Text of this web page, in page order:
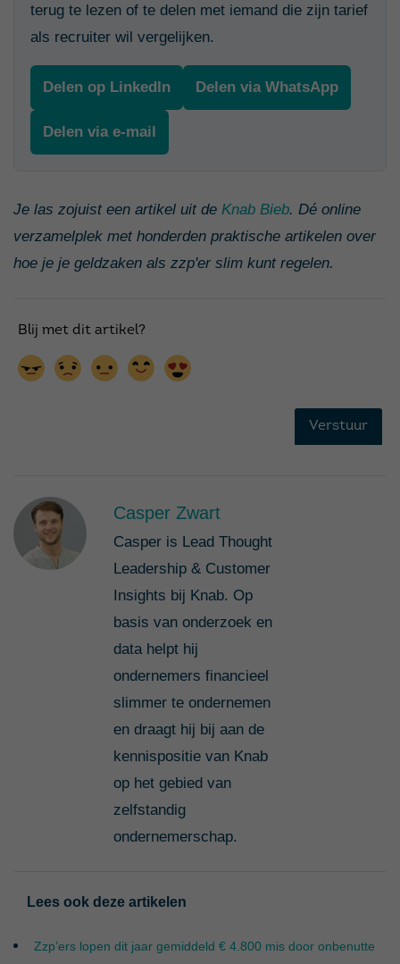
terug te lezen of te delen met iemand die zijn tarief
als recruiter wil vergelijken.
Delen op LinkedIn Delen via WhatsApp
Delen via e-mail
Je las zojuist een artikel uit de Knab Bieb. Dé online
verzamelplek met honderden praktische artikelen over
hoe je je geldzaken als zzp'er slim kunt regelen.
Casper Zwart
Casper is Lead Thought
Leadership & Customer
Insights bij Knab. Op
basis van onderzoek en
data helpt hij
ondernemers financieel
slimmer te ondernemen
en draagt hij bij aan de
kennispositie van Knab
op het gebied van
zelfstandig
ondernemerschap.
Lees ook deze artikelen
Zzp’ers lopen dit jaar gemiddeld € 4.800 mis door onbenutte